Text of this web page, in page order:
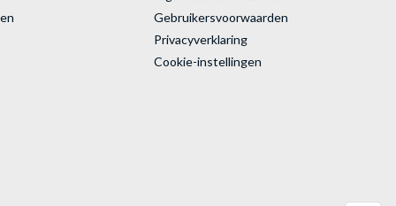
Gebruikersvoorwaarden
Privacyverklaring
Cookie-instellingen